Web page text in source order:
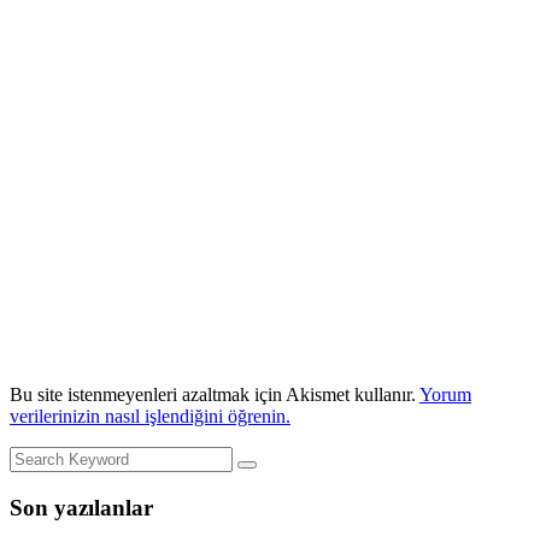
Bu site istenmeyenleri azaltmak için Akismet kullanır. Yorum
verilerinizin nasıl işlendiğini öğrenin.
Son yazılanlar